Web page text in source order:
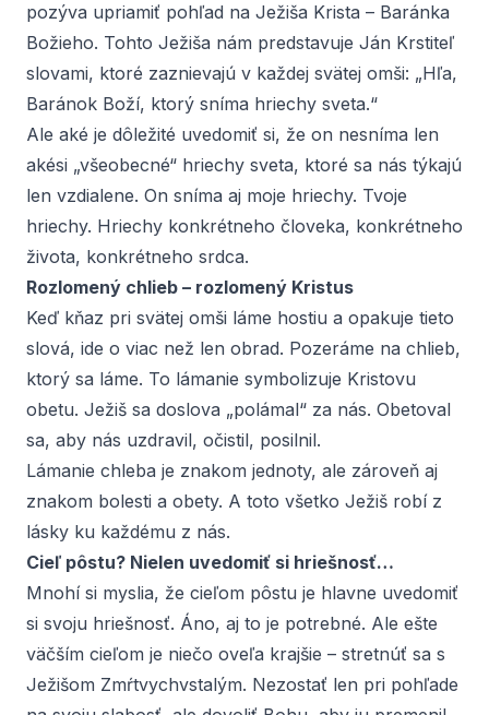
pozýva upriamiť pohľad na Ježiša Krista – Baránka
Božieho. Tohto Ježiša nám predstavuje Ján Krstiteľ
slovami, ktoré zaznievajú v každej svätej omši: „Hľa,
Baránok Boží, ktorý sníma hriechy sveta.“
Ale aké je dôležité uvedomiť si, že on nesníma len
akési „všeobecné“ hriechy sveta, ktoré sa nás týkajú
len vzdialene. On sníma aj moje hriechy. Tvoje
hriechy. Hriechy konkrétneho človeka, konkrétneho
života, konkrétneho srdca.
Rozlomený chlieb – rozlomený Kristus
Keď kňaz pri svätej omši láme hostiu a opakuje tieto
slová, ide o viac než len obrad. Pozeráme na chlieb,
ktorý sa láme. To lámanie symbolizuje Kristovu
obetu. Ježiš sa doslova „polámal“ za nás. Obetoval
sa, aby nás uzdravil, očistil, posilnil.
Lámanie chleba je znakom jednoty, ale zároveň aj
znakom bolesti a obety. A toto všetko Ježiš robí z
lásky ku každému z nás.
Cieľ pôstu? Nielen uvedomiť si hriešnosť…
Mnohí si myslia, že cieľom pôstu je hlavne uvedomiť
si svoju hriešnosť. Áno, aj to je potrebné. Ale ešte
väčším cieľom je niečo oveľa krajšie – stretnúť sa s
Ježišom Zmŕtvychvstalým. Nezostať len pri pohľade